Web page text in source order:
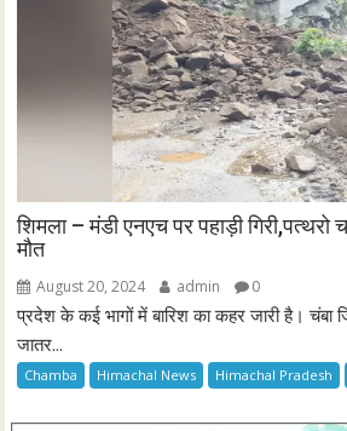
शिमला – मंडी एनएच पर पहाड़ी
मौत
August 20, 2024 admin 0
प्रदेश के कई भागों में बारिश का कहर जारी है। चंबा
जातर...
Chamba Himachal News Himachal Pradesh